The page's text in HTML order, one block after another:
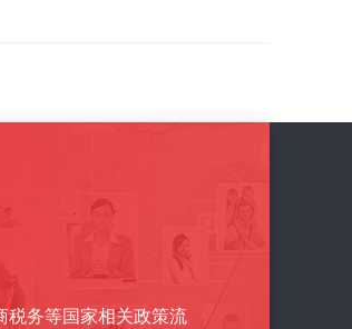
税务等国家相关政策流